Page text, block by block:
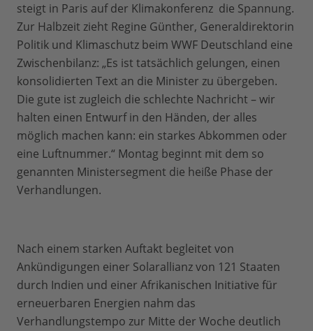
steigt in Paris auf der Klimakonferenz die Spannung.
Zur Halbzeit zieht Regine Günther, Generaldirektorin
Politik und Klimaschutz beim WWF Deutschland eine
Zwischenbilanz: „Es ist tatsächlich gelungen, einen
konsolidierten Text an die Minister zu übergeben.
Die gute ist zugleich die schlechte Nachricht – wir
halten einen Entwurf in den Händen, der alles
möglich machen kann: ein starkes Abkommen oder
eine Luftnummer.“ Montag beginnt mit dem so
genannten Ministersegment die heiße Phase der
Verhandlungen.
Nach einem starken Auftakt begleitet von
Ankündigungen einer Solarallianz von 121 Staaten
durch Indien und einer Afrikanischen Initiative für
erneuerbaren Energien nahm das
Verhandlungstempo zur Mitte der Woche deutlich